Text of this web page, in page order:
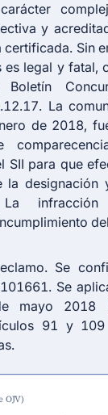
y
certificada. Sin
es legal y fatal,
La
de 2018,
SII para que
la designación
La
Se
Se
mayo 2018
91 y
OJV)